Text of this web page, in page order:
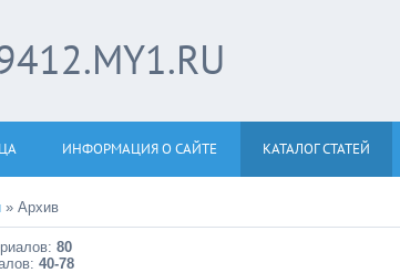
ИНФОРМАЦИЯ О САЙТЕ КАТАЛОГ СТАТЕЙ
» Архив
: 80
: 40-78